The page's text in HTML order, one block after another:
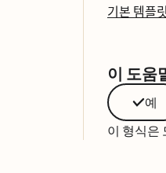
기본
이 도움
예
이 형식은